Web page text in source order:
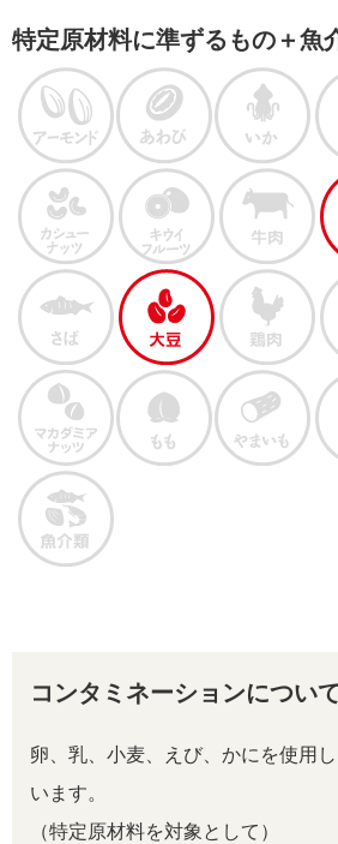
特定原材料に準ずるもの＋魚
コンタミネーションについ
卵、乳、小麦、えび、かにを使用
います。
（特定原材料を対象として）